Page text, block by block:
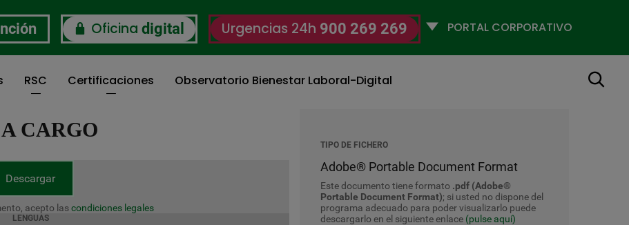
Oficina digital Urgencias 24h 900 269 269
Selecciona
RSC Certificaciones Observatorio Bienestar Laboral-Digital Buscar
CARGO
Descargar
acepto lascondiciones legales
LENGUAS
TIPO DE FICHERO
Adobe® Portable Document Format
Este documento tiene formato .pdf (Adobe®
Portable Document Format); si usted no dispone del
programa adecuado para poder visualizarlo puede
descargarlo en el siguiente enlace (pulse aquí)